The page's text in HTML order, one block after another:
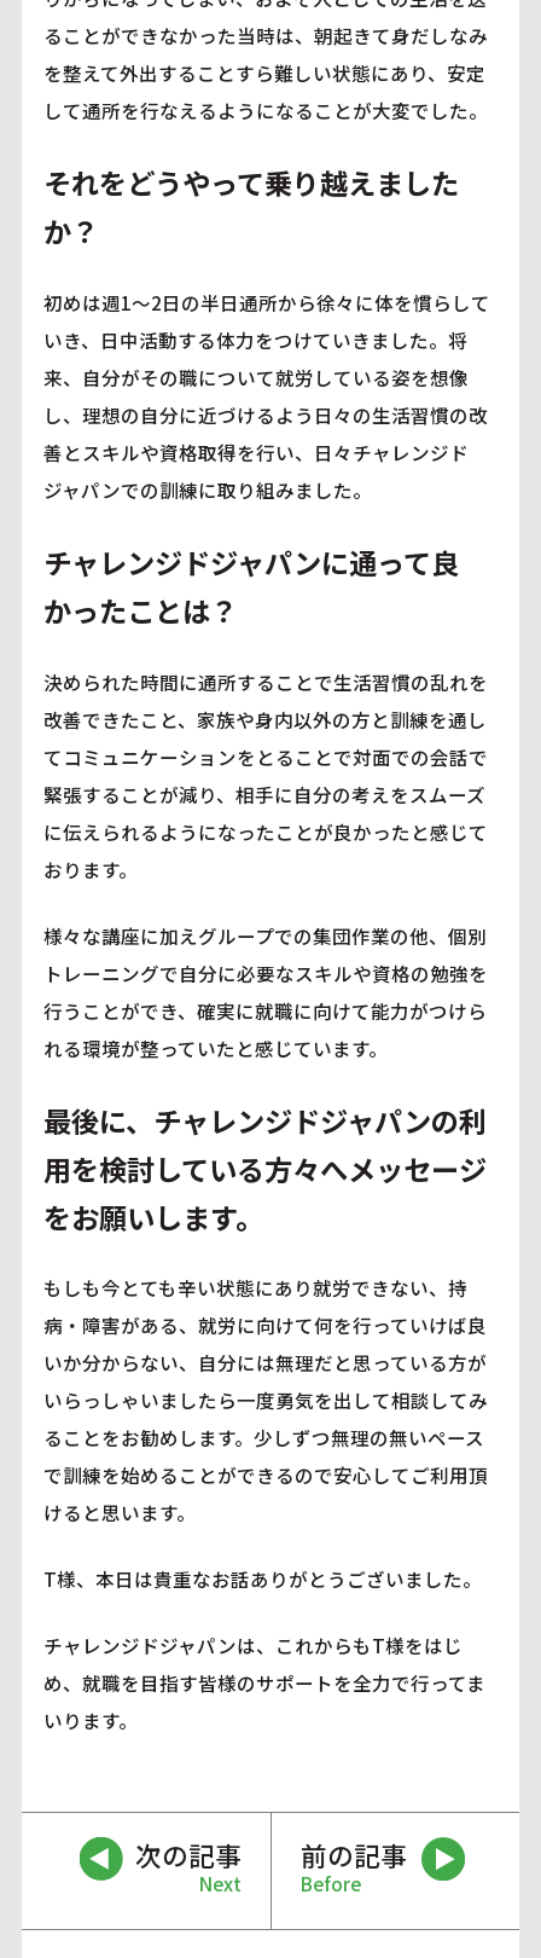
ることができなかった当時は、朝起きて身だしなみ
を整えて外出することすら難しい状態にあり、安定
して通所を行なえるようになることが大変でした。
それをどうやって乗り越えました
か？
初めは週1～2日の半日通所から徐々に体を慣らして
いき、日中活動する体力をつけていきました。将
来、自分がその職について就労している姿を想像
し、理想の自分に近づけるよう日々の生活習慣の改
善とスキルや資格取得を行い、日々チャレンジド
ジャパンでの訓練に取り組みました。
チャレンジドジャパンに通って良
かったことは？
決められた時間に通所することで生活習慣の乱れを
改善できたこと、家族や身内以外の方と訓練を通し
てコミュニケーションをとることで対面での会話で
緊張することが減り、相手に自分の考えをスムーズ
に伝えられるようになったことが良かったと感じて
おります。
様々な講座に加えグループでの集団作業の他、個別
トレーニングで自分に必要なスキルや資格の勉強を
行うことができ、確実に就職に向けて能力がつけら
れる環境が整っていたと感じています。
最後に、チャレンジドジャパンの利
用を検討している方々へメッセージ
をお願いします。
もしも今とても辛い状態にあり就労できない、持
病・障害がある、就労に向けて何を行っていけば良
いか分からない、自分には無理だと思っている方が
いらっしゃいましたら一度勇気を出して相談してみ
ることをお勧めします。少しずつ無理の無いペース
で訓練を始めることができるので安心してご利用頂
けると思います。
T様、本日は貴重なお話ありがとうございました。
チャレンジドジャパンは、これからもT様をはじ
め、就職を目指す皆様のサポートを全力で行ってま
いります。
次の記事
Next
前の記事
Before